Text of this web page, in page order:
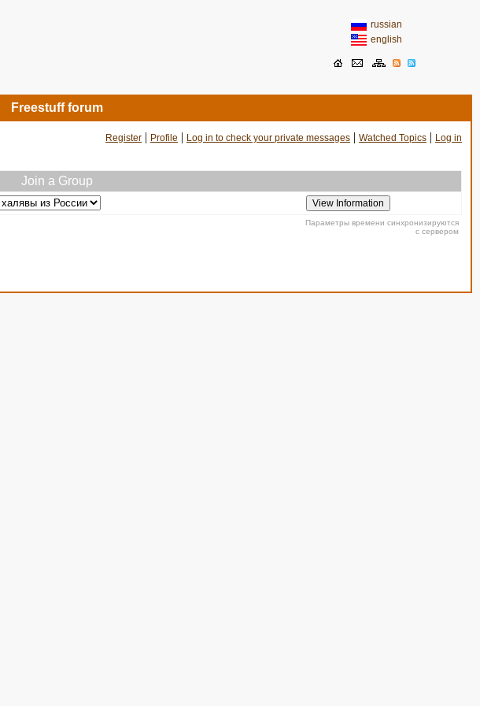
russian
english
Freestuff forum
Register | Profile | Log in to check your private messages | Watched Topics | Log in
Join a Group
Параметры времени синхронизируются
с сервером